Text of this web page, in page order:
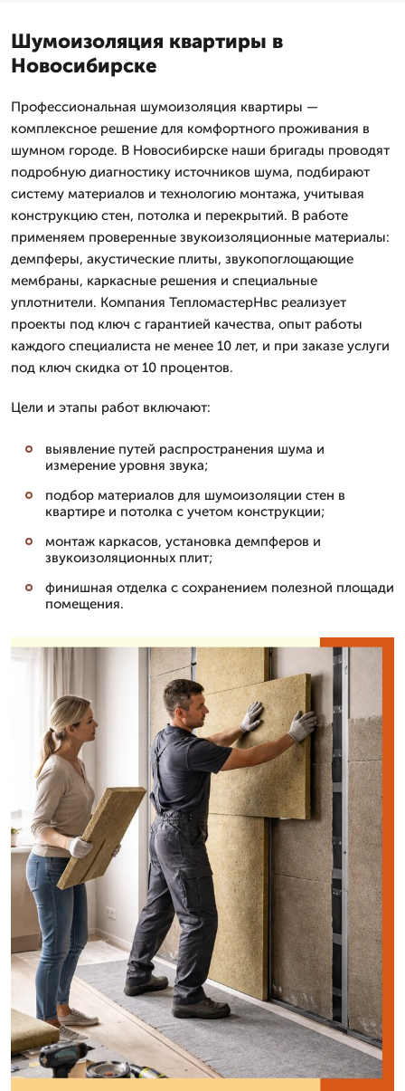
Шумоизоляция квартиры в
Новосибирске
Профессиональная шумоизоляция квартиры —
комплексное решение для комфортного проживания в
шумном городе. В Новосибирске наши бригады проводят
подробную диагностику источников шума, подбирают
систему материалов и технологию монтажа, учитывая
конструкцию стен, потолка и перекрытий. В работе
применяем проверенные звукоизоляционные материалы:
демпферы, акустические плиты, звукопоглощающие
мембраны, каркасные решения и специальные
уплотнители. Компания ТепломастерНвс реализует
проекты под ключ с гарантией качества, опыт работы
каждого специалиста не менее 10 лет, и при заказе услуги
под ключ скидка от 10 процентов.
Цели и этапы работ включают:
выявление путей распространения шума и
измерение уровня звука;
подбор материалов для шумоизоляции стен в
квартире и потолка с учетом конструкции;
монтаж каркасов, установка демпферов и
звукоизоляционных плит;
финишная отделка с сохранением полезной площади
помещения.